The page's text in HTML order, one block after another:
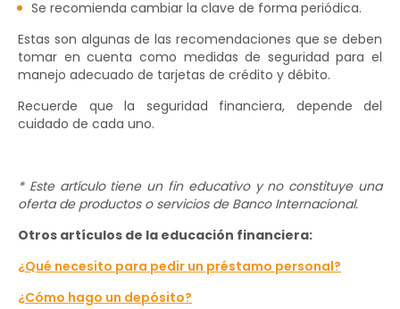
Se recomienda cambiar la clave de forma periódica.
Estas son algunas de las recomendaciones que se deben
tomar en cuenta como medidas de seguridad para el
manejo adecuado de tarjetas de crédito y débito.
Recuerde que la seguridad financiera, depende del
cuidado de cada uno.
* Este artículo tiene un fin educativo y no constituye una
oferta de productos o servicios de Banco Internacional.
Otros artículos de la educación financiera:
¿Qué necesito para pedir un préstamo personal?
¿Cómo hago un depósito?